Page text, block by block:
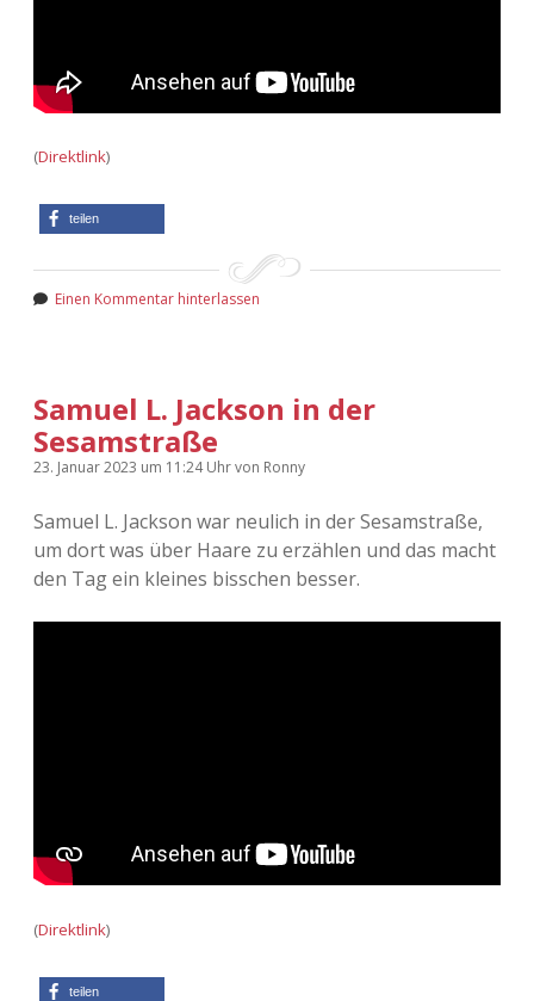
(Direktlink)
teilen
Einen Kommentar hinterlassen
Samuel L. Jackson in der
Sesamstraße
23. Januar 2023 um 11:24 Uhrvon Ronny
Samuel L. Jackson war neulich in der Sesamstraße,
um dort was über Haare zu erzählen und das macht
den Tag ein kleines bisschen besser.
(Direktlink)
teilen